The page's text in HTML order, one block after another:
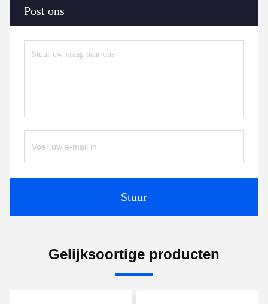
Post ons
Stuur
Gelijksoortige producten